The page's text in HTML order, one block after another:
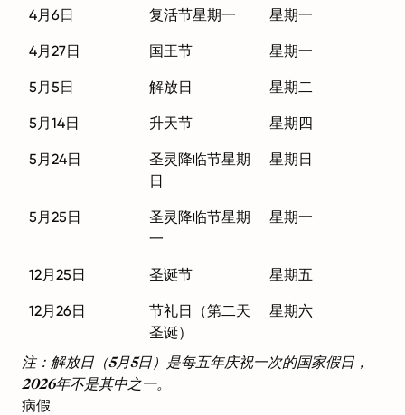
4月6日 复活节星期一 星期一
4月27日 国王节 星期一
5月5日 解放日 星期二
5月14日 升天节 星期四
5月24日
圣灵降临节星期
日
星期日
5月25日
圣灵降临节星期
一
星期一
12月25日 圣诞节 星期五
12月26日
节礼日（第二天
圣诞）
星期六
注：解放日（5月5日）是每五年庆祝一次的国家假日，
2026年不是其中之一。
病假